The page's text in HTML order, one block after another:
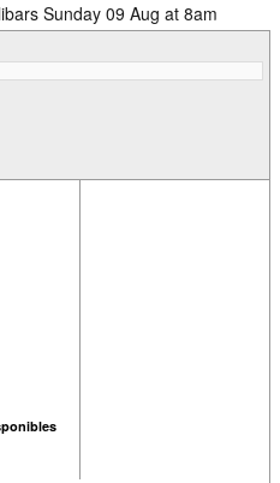
Sunday 09 Aug at 8am